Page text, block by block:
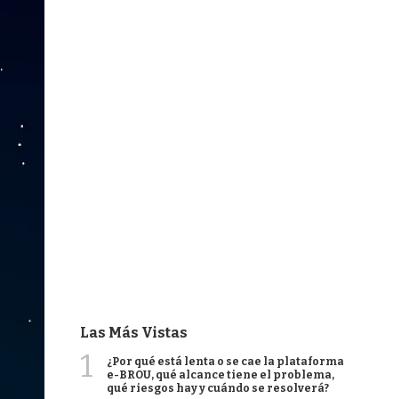
Las Más Vistas
1
¿Por qué está lenta o se cae la plataforma
e-BROU, qué alcance tiene el problema,
qué riesgos hay y cuándo se resolverá?